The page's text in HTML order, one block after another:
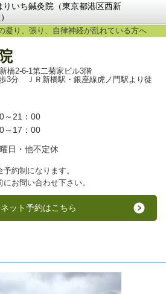
りいち鍼灸院（東京都港区西新
凝り、張り、自律神経が乱れている方へ
橋2-6-1第二菊家ビル3階
3分 ＪＲ新橋駅・銀座線虎ノ門駅より徒
～21：00
～17：00
日・他不定休
予約制になります。
にお問い合わせ下さい。
ット予約はこちら